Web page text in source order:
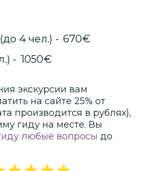
4 чел.) - 670€
- 1050€
экскурсии вам
на сайте 25% от
производится в рублях),
гиду на месте. Вы
любые вопросы до